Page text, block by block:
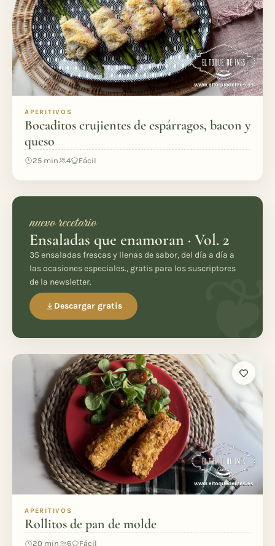
APERITIVOS
Bocaditos crujientes de espárragos, bacon y
queso
25 min 4 Fácil
nuevo recetario
Ensaladas que enamoran · Vol. 2
35 ensaladas frescas y llenas de sabor, del día a día a
las ocasiones especiales., gratis para los suscriptores
de la newsletter.
Descargar gratis
APERITIVOS
Rollitos de pan de molde
20 min 6 Fácil